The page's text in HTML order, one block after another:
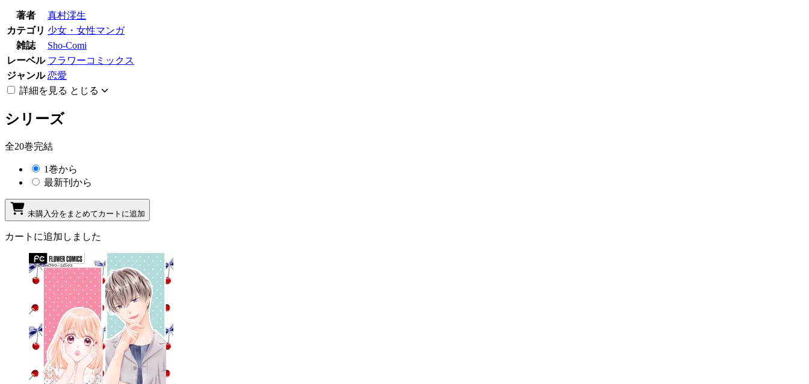
著者
真村澪生
カテゴリ 少女・女性マンガ
雑誌
Sho-Comi
レーベル フラワーコミックス
ジャンル 恋愛
詳細を見る とじる
シリーズ
全20巻完結
1巻から
最新刊から
未購入分をまとめてカートに追加
カートに追加しました